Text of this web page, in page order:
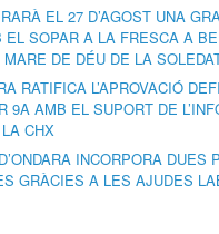
EL 27 D’AGOST UNA
EL SOPAR A LA FRESCA A
DE DÉU DE LA
RATIFICA L’APROVACIÓ
9A AMB EL SUPORT DE
CHX
INCORPORA DUES
GRÀCIES A LES AJUDES